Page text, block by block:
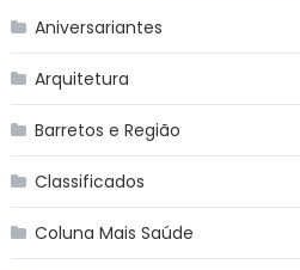
Aniversariantes
Arquitetura
Barretos e Região
Classificados
Coluna Mais Saúde